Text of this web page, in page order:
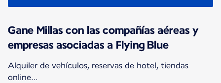
Gane Millas con las compañías aéreas y
empresas asociadas a Flying Blue
Alquiler de vehículos, reservas de hotel, tiendas
online…